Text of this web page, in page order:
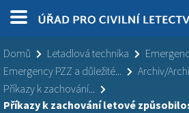
Domů Letadlová technika
Emergency PZZ a důležité...
Archiv/
Příkazy k zachování...
Příkazy k zachování letové